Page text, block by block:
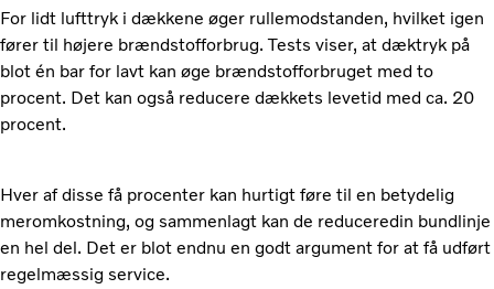
For lidt lufttryk i dækkene øger rullemodstanden, hvilket igen
fører til højere brændstofforbrug. Tests viser, at dæktryk på
blot én bar for lavt kan øge brændstofforbruget med to
procent. Det kan også reducere dækkets levetid med ca. 20
procent.
Hver af disse få procenter kan hurtigt føre til en betydelig
meromkostning, og sammenlagt kan de reduceredin bundlinje
en hel del. Det er blot endnu en godt argument for at få udført
regelmæssig service.